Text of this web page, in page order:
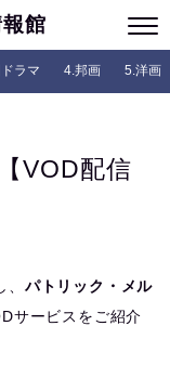
館
ラマ 4.邦画 5.洋画
VOD配信
パトリック・メル
サービスをご紹介